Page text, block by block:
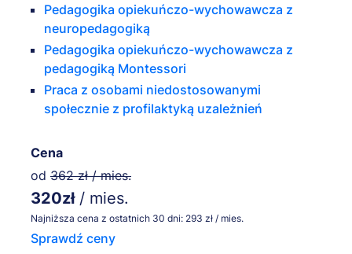
Pedagogika opiekuńczo-wychowawcza z
neuropedagogiką
Pedagogika opiekuńczo-wychowawcza z
pedagogiką Montessori
Praca z osobami niedostosowanymi
społecznie z profilaktyką uzależnień
Cena
od 362 zł / mies.
320zł / mies.
Najniższa cena z ostatnich 30 dni: 293 zł / mies.
Sprawdź ceny